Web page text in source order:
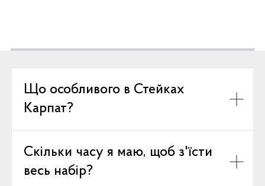
Що особливого в Стейках
Карпат?
Скільки часу я маю, щоб з'їсти
весь набір?